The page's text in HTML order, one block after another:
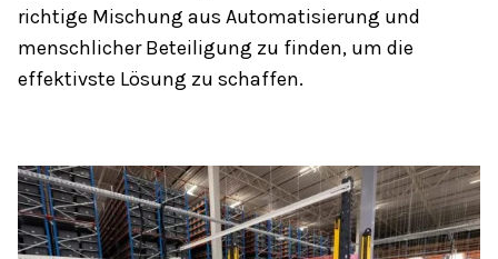
richtige Mischung aus Automatisierung und
menschlicher Beteiligung zu finden, um die
effektivste Lösung zu schaffen.